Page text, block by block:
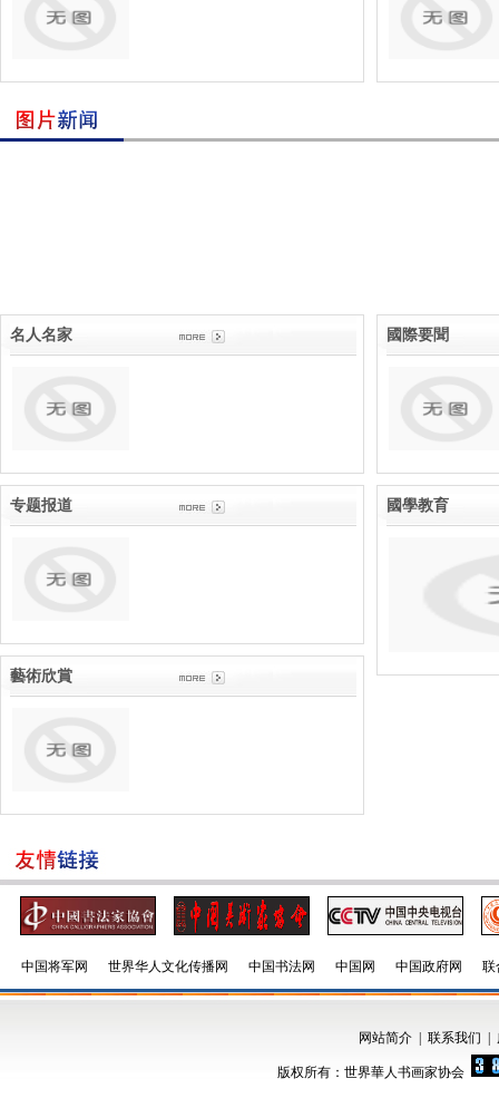
名人名家
专题报道
藝術欣賞
國際
國學
中国将军网 世界华人文化传播网 中国书法网 中国网 中国政府网 联
网站简介 |联系我们
版权所有：世界華人书画家协会